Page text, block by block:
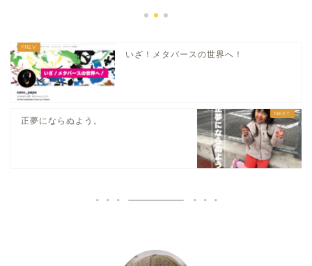
いざ！メタバースの世界へ！
正夢にならぬよう。